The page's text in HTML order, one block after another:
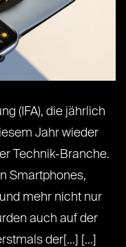
(IFA), die jährlich
Jahr wieder
Technik-Branche.
Smartphones,
mehr nicht nur
auch auf der
der[...] [...]